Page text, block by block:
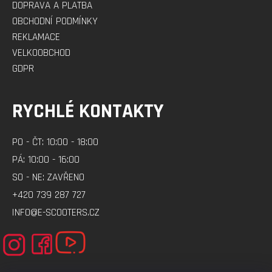
DOPRAVA A PLATBA
OBCHODNÍ PODMÍNKY
REKLAMACE
VELKOOBCHOD
GDPR
RYCHLÉ KONTAKTY
PO - ČT: 10:00 - 18:00
PÁ: 10:00 - 16:00
SO - NE: ZAVŘENO
+420 739 287 727
INFO@E-SCOOTERS.CZ